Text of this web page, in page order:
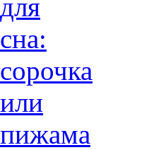
для
сна:
сорочка
или
пижама